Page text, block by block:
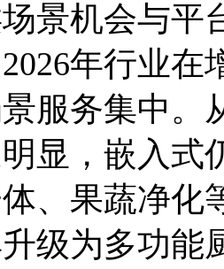
景机会与平
年行业
服务集中。
显，嵌入式
、果蔬净化
级为多功能